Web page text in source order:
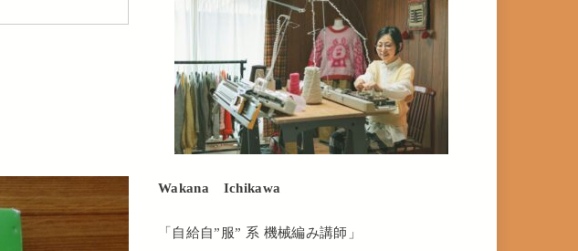
Wakana Ichikawa
「自給自”服” 系 機械編み講師」